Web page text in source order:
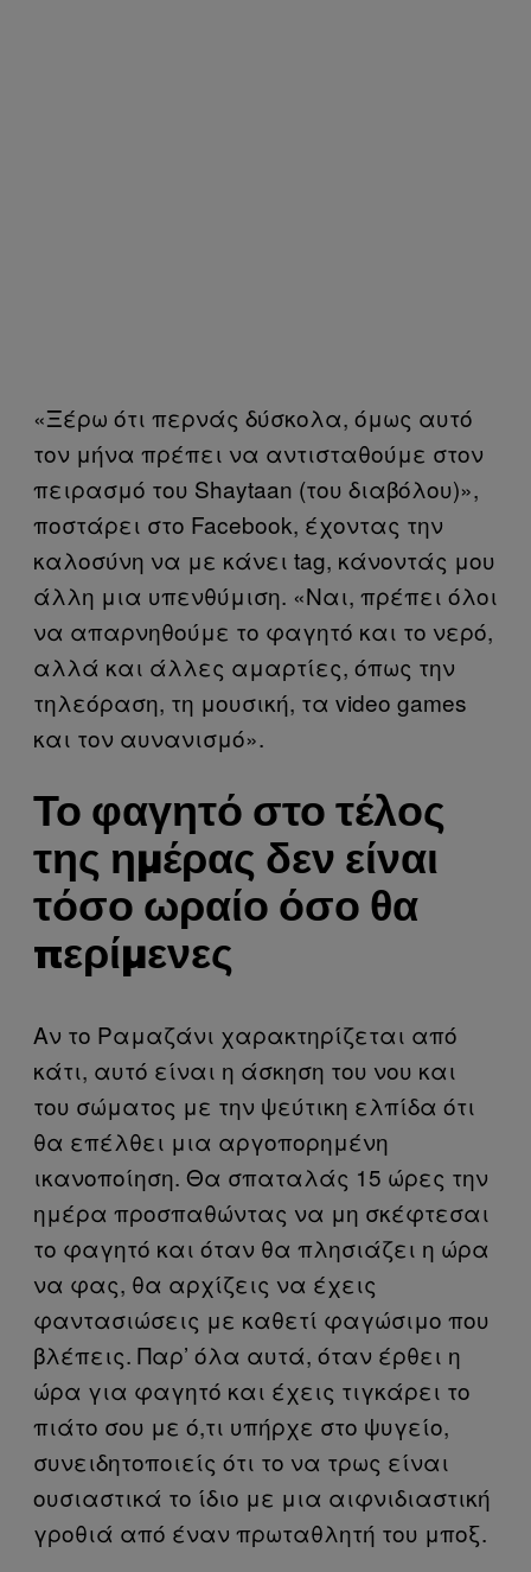
«Ξέρω ότι περνάς δύσκολα, όμως αυτό
τον μήνα πρέπει να αντισταθούμε στον
πειρασμό του Shaytaan (του διαβόλου)»,
ποστάρει στο Facebook, έχοντας την
καλοσύνη να με κάνει tag, κάνοντάς μου
άλλη μια υπενθύμιση. «Ναι, πρέπει όλοι
να απαρνηθούμε το φαγητό και το νερό,
αλλά και άλλες αμαρτίες, όπως την
τηλεόραση, τη μουσική, τα video games
και τον αυνανισμό».
Το φαγητό στο τέλος
της ημέρας δεν είναι
τόσο ωραίο όσο θα
περίμενες
Αν το Ραμαζάνι χαρακτηρίζεται από
κάτι, αυτό είναι η άσκηση του νου και
του σώματος με την ψεύτικη ελπίδα ότι
θα επέλθει μια αργοπορημένη
ικανοποίηση. Θα σπαταλάς 15 ώρες την
ημέρα προσπαθώντας να μη σκέφτεσαι
το φαγητό και όταν θα πλησιάζει η ώρα
να φας, θα αρχίζεις να έχεις
φαντασιώσεις με καθετί φαγώσιμο που
βλέπεις. Παρ’ όλα αυτά, όταν έρθει η
ώρα για φαγητό και έχεις τιγκάρει το
πιάτο σου με ό,τι υπήρχε στο ψυγείο,
συνειδητοποιείς ότι το να τρως είναι
ουσιαστικά το ίδιο με μια αιφνιδιαστική
γροθιά από έναν πρωταθλητή του μποξ.